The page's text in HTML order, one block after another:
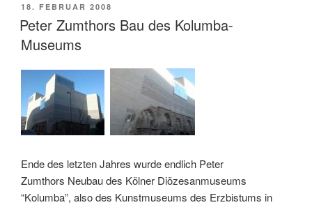
VERÖFFENTLICHT
AM
18. FEBRUAR 2008
Peter Zumthors Bau des Kolumba-
Museums
Ende des letzten Jahres wurde endlich Peter
Zumthors Neubau des Kölner Diözesanmuseums
“Kolumba”, also des Kunstmuseums des Erzbistums in